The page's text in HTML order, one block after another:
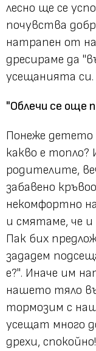
лесно ще се
почувства
натрапен от
дресираме да
усещанията си.
"Облечи се още
Понеже детето
какво е топло?
родителите,
забавено
некомфортно
и смятаме, че
Пак бих
зададем
е?". Иначе им
нашето тяло
тормозим с
усещат много
дрехи,